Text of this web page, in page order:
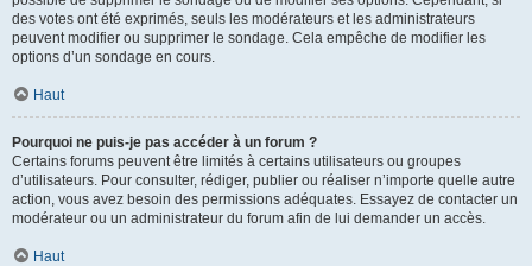
des votes ont été exprimés, seuls les modérateurs et les administrateurs
peuvent modifier ou supprimer le sondage. Cela empêche de modifier les
options d’un sondage en cours.
Haut
Pourquoi ne puis-je pas accéder à un forum ?
Certains forums peuvent être limités à certains utilisateurs ou groupes
d’utilisateurs. Pour consulter, rédiger, publier ou réaliser n’importe quelle autre
action, vous avez besoin des permissions adéquates. Essayez de contacter un
modérateur ou un administrateur du forum afin de lui demander un accès.
Haut